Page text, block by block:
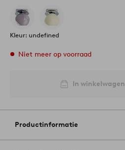
Kleur: undefined
Niet meer op voorraad
In winkelwagen
Productinformatie